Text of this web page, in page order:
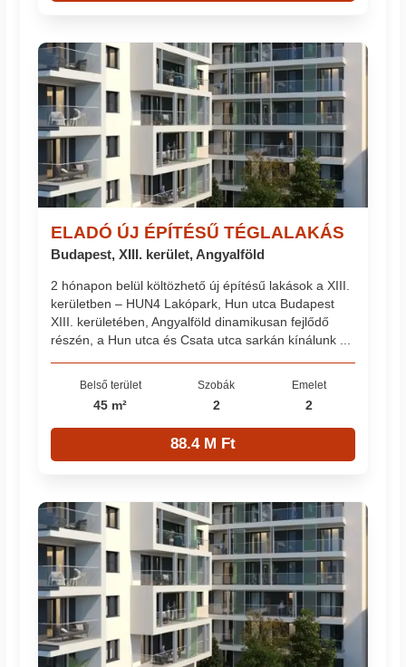
ELADÓ ÚJ ÉPÍTÉSŰ TÉGLALAKÁS
Budapest, XIII. kerület, Angyalföld
2 hónapon belül költözhető új építésű lakások a XIII.
kerületben – HUN4 Lakópark, Hun utca Budapest
XIII. kerületében, Angyalföld dinamikusan fejlődő
részén, a Hun utca és Csata utca sarkán kínálunk ...
Belső terület
45 m²
Szobák
2
Emelet
2
88.4 M Ft